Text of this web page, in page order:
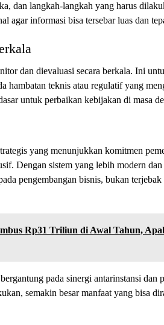
dan langkah-langkah yang harus
agar informasi bisa tersebar luas dan
dan dievaluasi secara berkala. Ini
hambatan teknis atau regulatif yang
untuk perbaikan kebijakan di masa
yang menunjukkan komitmen
Dengan sistem yang lebih modern dan
pengembangan bisnis, bukan
Rp31 Triliun di Awal Tahun,
pada sinergi antarinstansi dan
semakin besar manfaat yang bisa